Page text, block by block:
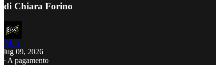
di Chiara Forino
Blast
lug 09, 2026
∙ A pagamento